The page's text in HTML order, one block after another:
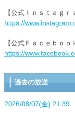
【公式Ｉｎｓｔａｇｒ
https://
【公式Ｆａｃｅｂｏｏ
https://
過去の放送
2026/08/07(金) 21:39